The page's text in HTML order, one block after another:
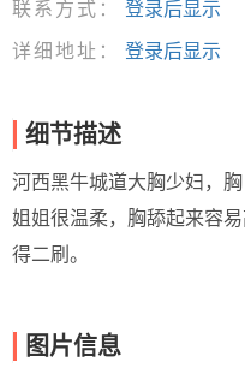
联系方式：
登录后显示
详细地址：
登录后显示
细节描述
河西黑牛城道大胸少妇，
姐姐很温柔，胸舔起来容
得二刷。
图片信息